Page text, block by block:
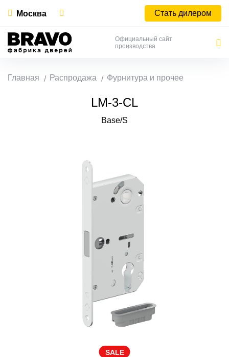
Москва Стать дилером
Официальный сайт
производства
Главная Распродажа Фурнитура и прочее
LM-3-CL
Base/S
SALE